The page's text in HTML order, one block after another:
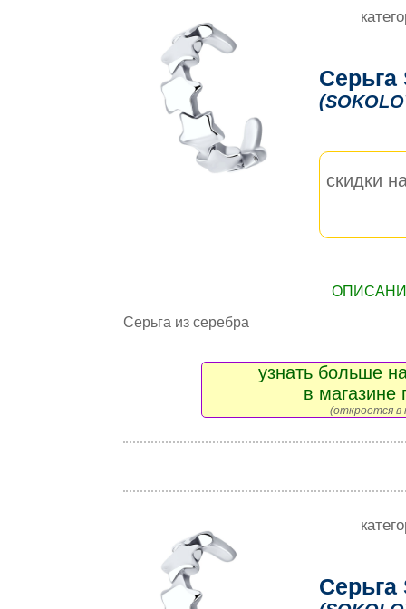
Серьга
скидки
Серьга из серебра
узнать больше
в магазине
(откроется в
Серьга